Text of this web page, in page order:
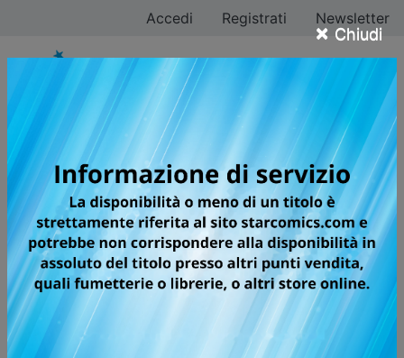
× Chiudi
Accedi Registrati Newsletter
KAITO KID
TREASURED EDITION
LE ORIGINI DELLO STORICO RIVALE
DI DETECTIVE CONAN IN UNA
NUOVA SPLENDIDA EDIZIONE!
Il giovane Kaito Kuroba,liceale appassionato di
prestidigitazione, diventa un giorno il nuovo Kaito Kid,